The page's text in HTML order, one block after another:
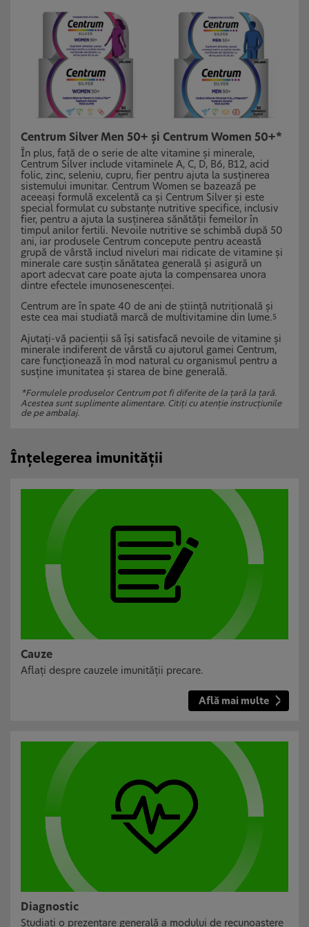
Centrum Silver Men 50+ și Centrum Women 50+*
În plus, față de o serie de alte vitamine și minerale,
Centrum Silver include vitaminele A, C, D, B6, B12, acid
folic, zinc, seleniu, cupru, fier pentru ajuta la susținerea
sistemului imunitar. Centrum Women se bazează pe
aceeași formulă excelentă ca și Centrum Silver și este
special formulat cu substanțe nutritive specifice, inclusiv
fier, pentru a ajuta la susținerea sănătății femeilor în
timpul anilor fertili. Nevoile nutritive se schimbă după 50
ani, iar produsele Centrum concepute pentru această
grupă de vârstă includ niveluri mai ridicate de vitamine și
minerale care susțin sănătatea generală și asigură un
aport adecvat care poate ajuta la compensarea unora
dintre efectele imunosenescenței.
Centrum are în spate 40 de ani de știință nutrițională și
este cea mai studiată marcă de multivitamine din lume.5
Ajutați-vă pacienții să își satisfacă nevoile de vitamine și
minerale indiferent de vârstă cu ajutorul gamei Centrum,
care funcționează în mod natural cu organismul pentru a
susține imunitatea și starea de bine generală.
*Formulele produselor Centrum pot fi diferite de la țară la țară.
Acestea sunt suplimente alimentare. Citiți cu atenție instrucțiunile
de pe ambalaj.
Înțelegerea imunității
Cauze
Aflați despre cauzele imunității precare.
Află mai multe
Diagnostic
Studiați o prezentare generală a modului de recunoaștere